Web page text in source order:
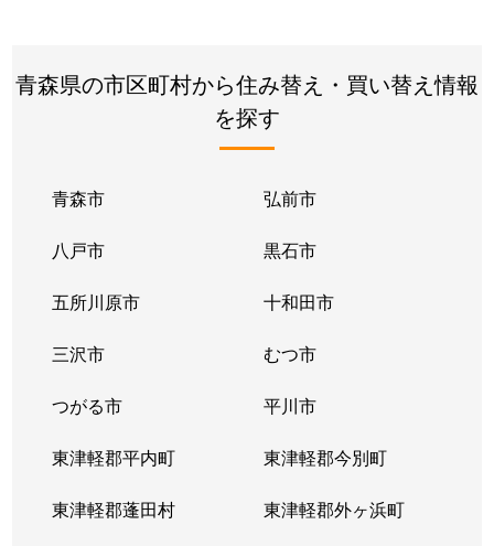
青森県の市区町村から住み替え・買い替え情報
を探す
青森市 弘前市
八戸市 黒石市
五所川原市 十和田市
三沢市 むつ市
つがる市 平川市
東津軽郡平内町 東津軽郡今別町
東津軽郡蓬田村 東津軽郡外ヶ浜町